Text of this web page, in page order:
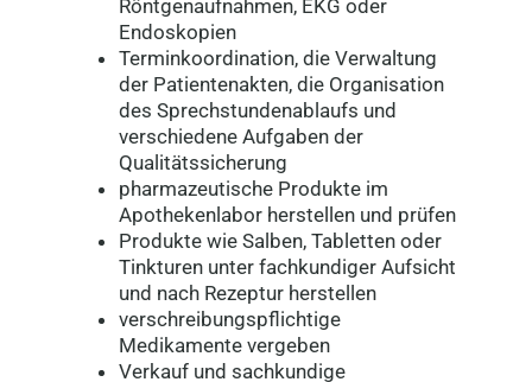
Röntgenaufnahmen, EKG oder
Endoskopien
Terminkoordination, die Verwaltung
der Patientenakten, die Organisation
des Sprechstundenablaufs und
verschiedene Aufgaben der
Qualitätssicherung
pharmazeutische Produkte im
Apothekenlabor herstellen und prüfen
Produkte wie Salben, Tabletten oder
Tinkturen unter fachkundiger Aufsicht
und nach Rezeptur herstellen
verschreibungspflichtige
Medikamente vergeben
Verkauf und sachkundige